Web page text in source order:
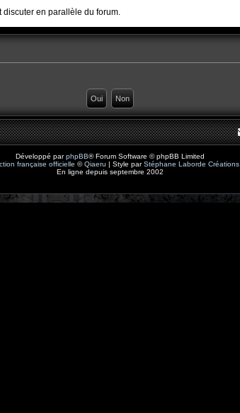
discuter en parallèle du forum.
Développé parphpBB® Forum Software © phpBB Limited
française officielle ©Qiaeru | Style parStéphane Laborde Créations
En ligne depuis septembre 2002